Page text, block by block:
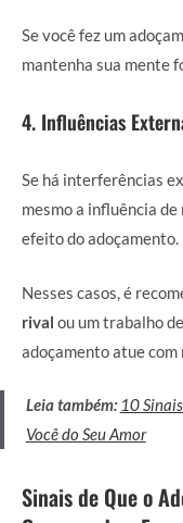
Se você fez um
mantenha sua mente
4. Influências
Se há interferências
mesmo a influência
efeito do adoçamento.
Nesses casos, é
rival ou um trabalho
adoçamento atue com
Leia também: 10
Você do Seu Amor
Sinais de Que o